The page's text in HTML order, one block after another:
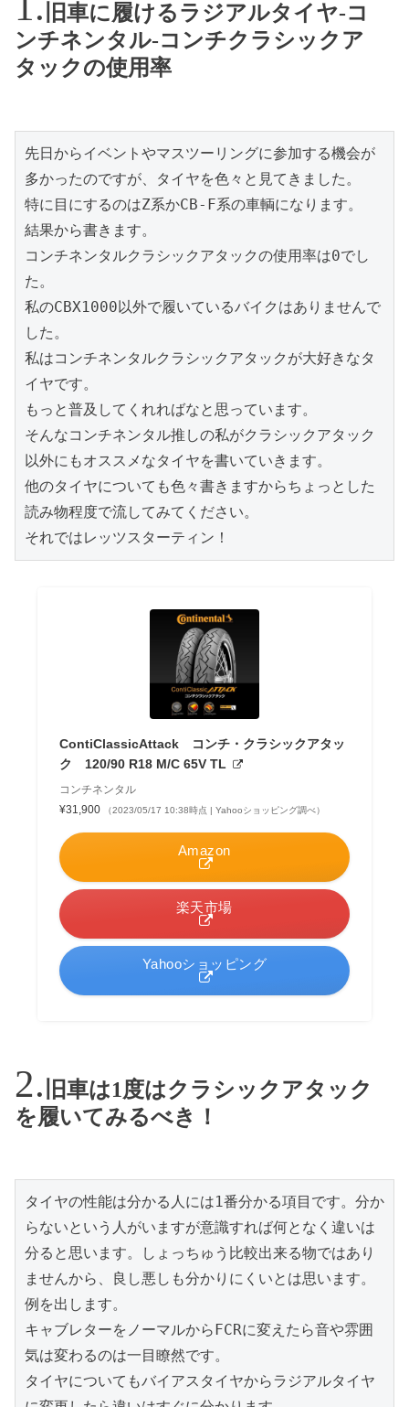
旧車に履けるラジアルタイヤ-コ
ンチネンタル-コンチクラシックア
タックの使用率
先日からイベントやマスツーリングに参加する機会が
多かったのですが、タイヤを色々と見てきました。
特に目にするのはZ系かCB-F系の車輌になります。
結果から書きます。
コンチネンタルクラシックアタックの使用率は0でし
た。
私のCBX1000以外で履いているバイクはありませんで
した。
私はコンチネンタルクラシックアタックが大好きなタ
イヤです。
もっと普及してくれればなと思っています。
そんなコンチネンタル推しの私がクラシックアタック
以外にもオススメなタイヤを書いていきます。
他のタイヤについても色々書きますからちょっとした
読み物程度で流してみてください。
それではレッツスターティン！
ContiClassicAttack コンチ・クラシックアタッ
ク 120/90 R18 M/C 65V TL
コンチネンタル
¥31,900
（2023/05/17 10:38時点 | Yahooショッピング調べ）
Amazon
楽天市場
Yahooショッピング
旧車は1度はクラシックアタック
を履いてみるべき！
タイヤの性能は分かる人には1番分かる項目です。分か
らないという人がいますが意識すれば何となく違いは
分ると思います。しょっちゅう比較出来る物ではあり
ませんから、良し悪しも分かりにくいとは思います。
例を出します。
キャブレターをノーマルからFCRに変えたら音や雰囲
気は変わるのは一目瞭然です。
タイヤについてもバイアスタイヤからラジアルタイヤ